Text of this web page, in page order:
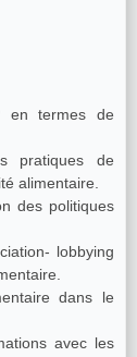
en termes de
pratiques de
alimentaire.
des politiques
dans le
avec les